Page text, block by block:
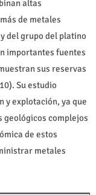
altas
de metales
del grupo del platino
importantes fuentes
sus reservas
Su estudio
y explotación, ya que
geológicos complejos
de estos
metales